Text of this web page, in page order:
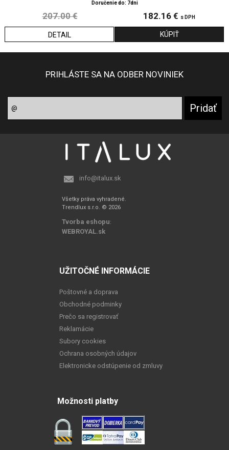
Doručenie do: 7dni
207.00 € 182.16 € s DPH
DETAIL
PRIHLÁSTE SA NA ODBER NOVINIEK
info@italux.sk
Všetky práva vyhradené.
Trendlux s.r.o. © 2026
Tvorba eshopu:
WEBROYAL.sk
UŽITOČNÉ INFORMÁCIE
Poštovné a doprava
Obchodné podminky
Prečo sa registrovať
Reklamácie
Subory cookies
Ochrana osobných údajov
Elektronicke odstúpenie od zmluvy
Možnosti platby